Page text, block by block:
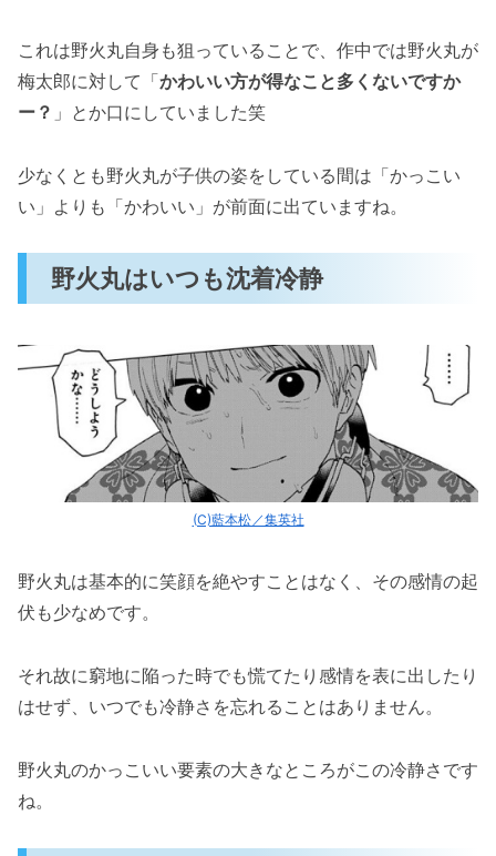
怪物事変の野火丸はアニメ版でもかっこいい＆
イケメン！
メもイケメン！」まとめ
これは野火丸自身も狙っていることで、作中では野火丸が
梅太郎に対して「かわいい方が得なこと多くないですか
ー？ 」とか口にしていました笑
少なくとも野火丸が子供の姿をしている間は「かっこい
い」よりも「かわいい」が前面に出ていますね。
野火丸はいつも沈着冷静
(C)藍本松／集英社
野火丸は基本的に笑顔を絶やすことはなく、その感情の起
伏も少なめです。
それ故に窮地に陥った時でも慌てたり感情を表に出したり
はせず、いつでも冷静さを忘れることはありません。
野火丸のかっこいい要素の大きなところがこの冷静さです
ね。